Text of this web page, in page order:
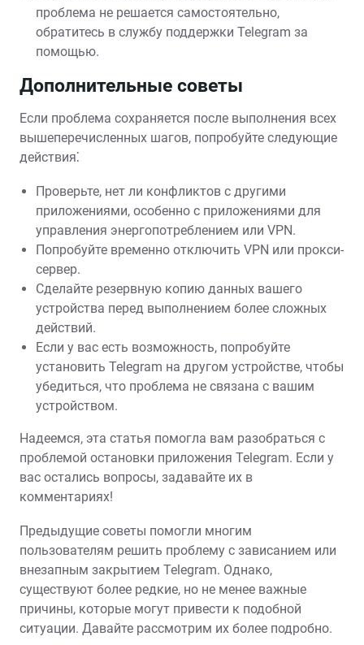
проблема не решается самостоятельно,
обратитесь в службу поддержки Telegram за
помощью.
Дополнительные советы
Если проблема сохраняется после выполнения всех
вышеперечисленных шагов, попробуйте следующие
действия⁚
Проверьте, нет ли конфликтов с другими
приложениями, особенно с приложениями для
управления энергопотреблением или VPN.
Попробуйте временно отключить VPN или прокси-
сервер.
Сделайте резервную копию данных вашего
устройства перед выполнением более сложных
действий.
Если у вас есть возможность, попробуйте
установить Telegram на другом устройстве, чтобы
убедиться, что проблема не связана с вашим
устройством.
Надеемся, эта статья помогла вам разобраться с
проблемой остановки приложения Telegram. Если у
вас остались вопросы, задавайте их в
комментариях!
Предыдущие советы помогли многим
пользователям решить проблему с зависанием или
внезапным закрытием Telegram. Однако,
существуют более редкие, но не менее важные
причины, которые могут привести к подобной
ситуации. Давайте рассмотрим их более подробно.